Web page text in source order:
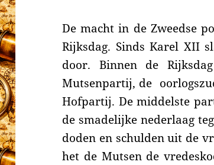
De macht in de Zweedse
Rijksdag. Sinds Karel XII
door. Binnen de
Mutsenpartij, de
Hofpartij. De middelste
de smadelijke nederlaag
doden en schulden uit de
het de Mutsen de